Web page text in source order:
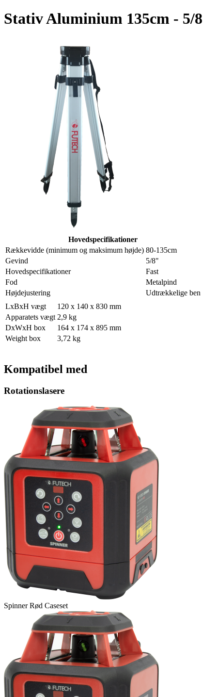
Stativ Aluminium 135cm - 5/8
Hovedspecifikationer
Rækkevidde (minimum og maksimum højde) 80-135cm
Gevind
5/8"
Hovedspecifikationer
Fast
Fod
Metalpind
Højdejustering
Udtrækkelige ben
LxBxH vægt
120 x 140 x 830 mm
Apparatets vægt 2,9 kg
DxWxH box
164 x 174 x 895 mm
Weight box
3,72 kg
Kompatibel med
Rotationslasere
Spinner Rød Caseset